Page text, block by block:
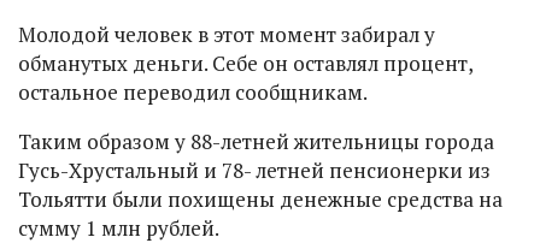
Молодой человек в этот момент забирал у
обманутых деньги. Себе он оставлял процент,
остальное переводил сообщникам.
Таким образом у 88-летней жительницы города
Гусь-Хрустальный и 78- летней пенсионерки из
Тольятти были похищены денежные средства на
сумму 1 млн рублей.